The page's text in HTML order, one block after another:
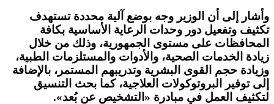
وأشار إلى أن الوزير وجه بوضع آلية محددة تستهدف
تكثيف وتفعيل دور وحدات الرعاية الأساسية بكافة
المحافظات على مستوى الجمهورية، وذلك من خلال
زيادة الخدمات الصحية، والأدوات والمستلزمات الطبية،
وزيادة حجم القوى البشرية وتدريبهم المستمر، بالإضافة
إلى توفير البروتوكولات العلاجية، كما بحث التنسيق
لتكثيف العمل في مبادرة «التشخيص عن بُعد».